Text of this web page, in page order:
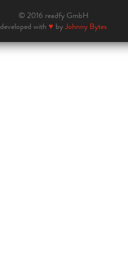
© 2016 readfy GmbH
developed with ♥ byJohnny Bytes